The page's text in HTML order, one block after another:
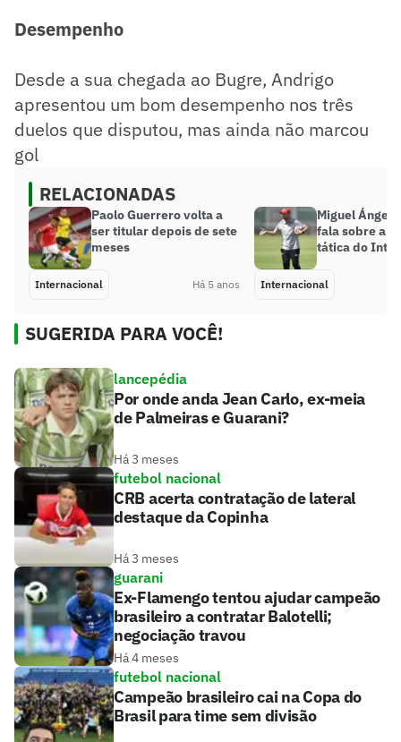
Desempenho
Desde a sua chegada ao Bugre, Andrigo
apresentou um bom desempenho nos três
duelos que disputou, mas ainda não marcou
gol
RELACIONADAS
Paolo Guerrero volta a
ser titular depois de sete
meses
Internacional Há 5 anos
Miguel Ángel
fala sobre a
tática do
Internacional
SUGERIDA PARA VOCÊ!
lancepédia
Por onde anda Jean Carlo, ex-meia
de Palmeiras e Guarani?
Há 3 meses
futebol nacional
CRB acerta contratação de lateral
destaque da Copinha
Há 3 meses
guarani
Ex-Flamengo tentou ajudar campeão
brasileiro a contratar Balotelli;
negociação travou
Há 4 meses
futebol nacional
Campeão brasileiro cai na Copa do
Brasil para time sem divisão